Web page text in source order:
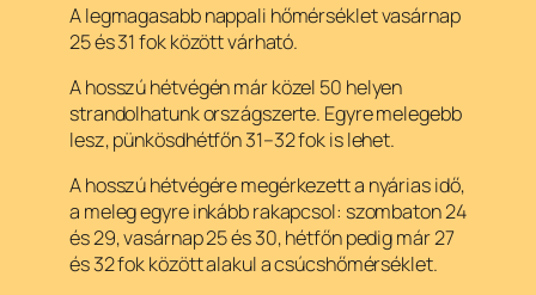
A legmagasabb nappali hőmérséklet vasárnap
25 és 31 fok között várható.
A hosszú hétvégén már közel 50 helyen
strandolhatunk országszerte. Egyre melegebb
lesz, pünkösdhétfőn 31–32 fok is lehet.
A hosszú hétvégére megérkezett a nyárias idő,
a meleg egyre inkább rakapcsol: szombaton 24
és 29, vasárnap 25 és 30, hétfőn pedig már 27
és 32 fok között alakul a csúcshőmérséklet.